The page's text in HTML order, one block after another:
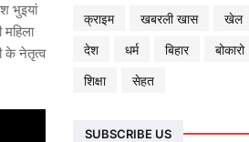
भुइयां
के नेतृत्व
क्राइम खबरली खास खेल
देश
धर्म बिहार बोकारो
शिक्षा
सेहत
SUBSCRIBE US